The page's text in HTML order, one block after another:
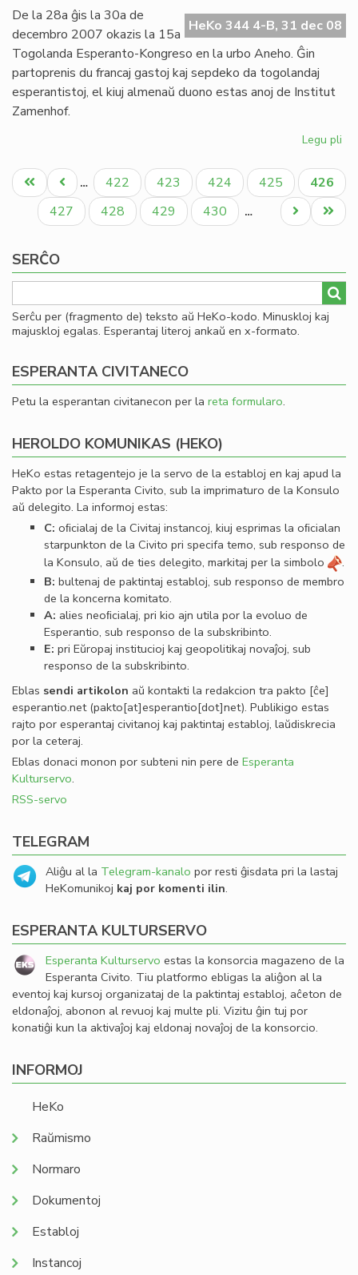
HeKo 344 4-B, 31 dec 08
De la 28a ĝis la 30a de
decembro 2007 okazis la 15a
Togolanda Esperanto-Kongreso en la urbo Aneho. Ĝin
partoprenis du francaj gastoj kaj sepdeko da togolandaj
esperantistoj, el kiuj almenaŭ duono estas anoj de Institut
Zamenhof.
Legu pli
Pagination
Unua
paĝo
Antaŭa
paĝo
… Paĝo
422 Paĝo
423 Paĝo
424 Paĝo
425
Aktuala
paĝo
426
Paĝo
427 Paĝo
428 Paĝo
429 Paĝo
430 …
Last
page
Next
page
SERĈO
Serĉu per (fragmento de) teksto aŭ HeKo-kodo. Minuskloj kaj
majuskloj egalas. Esperantaj literoj ankaŭ en x-formato.
ESPERANTA CIVITANECO
Petu la esperantan civitanecon per la reta formularo.
HEROLDO KOMUNIKAS (HEKO)
HeKo estas retagentejo je la servo de la establoj en kaj apud la
Pakto por la Esperanta Civito, sub la imprimaturo de la Konsulo
aŭ delegito. La informoj estas:
C: oﬁcialaj de la Civitaj instancoj, kiuj esprimas la oﬁcialan
starpunkton de la Civito pri specifa temo, sub responso de
la Konsulo, aŭ de ties delegito, markitaj per la simbolo
.
B: bultenaj de paktintaj establoj, sub responso de membro
de la koncerna komitato.
A: alies neoﬁcialaj, pri kio ajn utila por la evoluo de
Esperantio, sub responso de la subskribinto.
E: pri Eŭropaj institucioj kaj geopolitikaj novaĵoj, sub
responso de la subskribinto.
Eblas sendi artikolon aŭ kontakti la redakcion tra pakto [ĉe]
esperantio.net(pakto[at]esperantio[dot]net). Publikigo estas
rajto por esperantaj civitanoj kaj paktintaj establoj, laŭdiskrecia
por la ceteraj.
Eblas donaci monon por subteni nin pere de Esperanta
Kulturservo.
RSS-servo
TELEGRAM
Aliĝu al la Telegram-kanalo por resti ĝisdata pri la lastaj
HeKomunikoj kaj por komenti ilin.
ESPERANTA KULTURSERVO
Esperanta Kulturservo estas la konsorcia magazeno de la
Esperanta Civito. Tiu platformo ebligas la aliĝon al la
eventoj kaj kursoj organizataj de la paktintaj establoj, aĉeton de
eldonaĵoj, abonon al revuoj kaj multe pli. Vizitu ĝin tuj por
konatiĝi kun la aktivaĵoj kaj eldonaj novaĵoj de la konsorcio.
INFORMOJ
HeKo
Raŭmismo
Normaro
Dokumentoj
Establoj
Instancoj